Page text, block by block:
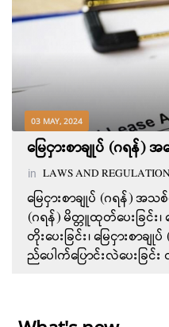
03 MAY, 2024
မြေငှားစာချုပ် (ဂရန်)
in LAWS AND
မြေငှားစာချုပ် (ဂရန်) အသစ်
(ဂရန်) မိတ္တူထုတ်ပေးခြင်း၊
တိုးပေးခြင်း၊ မြေငှားစာခ
ည်ပေါက်ပြောင်းလဲပေးခြင်း